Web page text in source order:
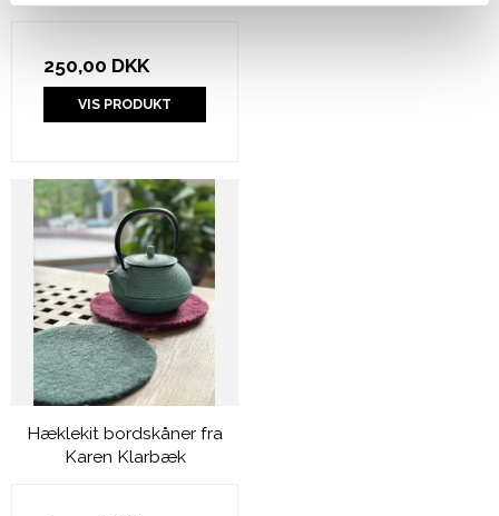
250,00 DKK
VIS PRODUKT
Hæklekit bordskåner fra
Karen Klarbæk